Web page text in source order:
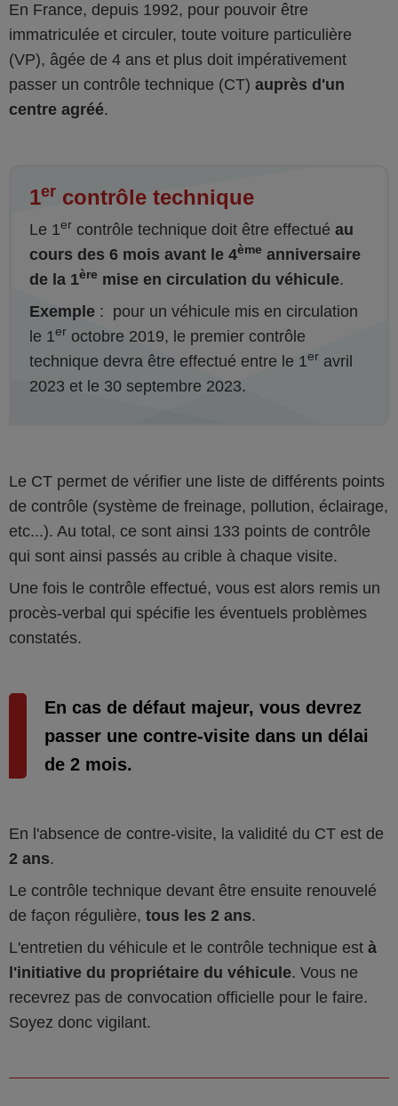
En France, depuis 1992, pour pouvoir être
immatriculée et circuler, toute voiture particulière
(VP), âgée de 4 ans et plus doit impérativement
passer un contrôle technique (CT) auprès d'un
centre agréé.
1er contrôle technique
Le 1er contrôle technique doit être effectué au
cours des 6 mois avant le 4ème anniversaire
de la 1ère mise en circulation du véhicule.
Exemple : pour un véhicule mis en circulation
le 1er octobre 2019, le premier contrôle
technique devra être effectué entre le 1er avril
2023 et le 30 septembre 2023.
Le CT permet de vérifier une liste de différents points
de contrôle (système de freinage, pollution, éclairage,
etc...). Au total, ce sont ainsi 133 points de contrôle
qui sont ainsi passés au crible à chaque visite.
Une fois le contrôle effectué, vous est alors remis un
procès-verbal qui spécifie les éventuels problèmes
constatés.
En cas de défaut majeur, vous devrez
passer une contre-visite dans un délai
de 2 mois.
En l'absence de contre-visite, la validité du CT est de
2 ans.
Le contrôle technique devant être ensuite renouvelé
de façon régulière, tous les 2 ans.
L'entretien du véhicule et le contrôle technique est à
l'initiative du propriétaire du véhicule. Vous ne
recevrez pas de convocation officielle pour le faire.
Soyez donc vigilant.